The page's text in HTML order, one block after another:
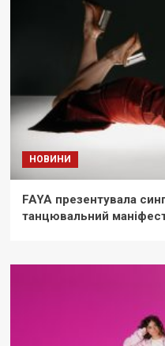
НОВИНИ
FAYA презентувала
танцювальний